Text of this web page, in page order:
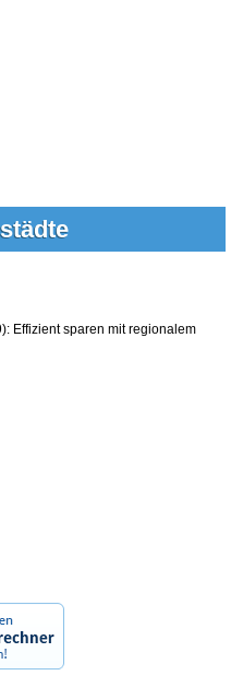
Effizient sparen mit regionalem